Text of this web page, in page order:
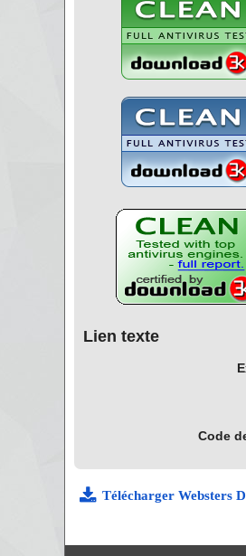
Lien texte
Code
Télécharger Websters